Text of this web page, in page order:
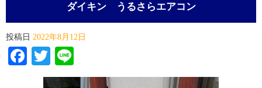
ダイキン うるさらエアコン
投稿日 2022年8月12日
Facebook
Twitter